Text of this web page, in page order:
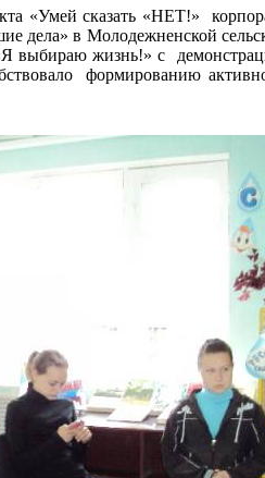
«Умей сказать «НЕТ!»
дела»в Молодежненской
выбираю жизнь!» с
формированию